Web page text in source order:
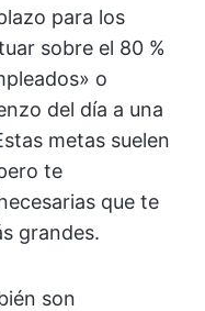
para los
sobre el 80 %
o
del día a una
metas suelen
te
que te
grandes.
son